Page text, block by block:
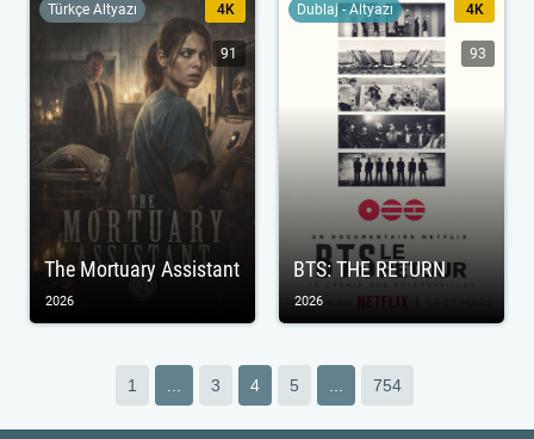
The Mortuary Assistant
Türkçe Altyazı 4K
91
2026
BTS: THE RETURN
Dublaj - Altyazı 4K
93
2026
1 3 4 5 754